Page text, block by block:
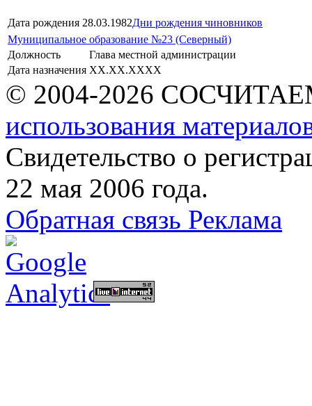
Дата рождения 28.03.1982Дни рождения чиновников
Муниципальное образование №23 (Северный)
Должность
Глава местной администрации
Дата назначения XX.XX.XXXX
© 2004-2026
использования
Свидетельство о
22 мая 2006 года.
Обратная связь Реклама